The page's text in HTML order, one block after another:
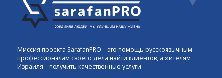
Миссия проекта SarafanPRO – это помощь русскоязычным
профессионалам своего дела найти клиентов, а жителям
Израиля – получить качественные услуги.